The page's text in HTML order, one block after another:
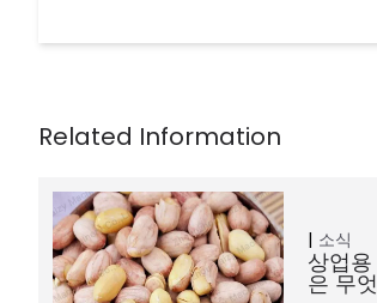
소식
상업
은 무